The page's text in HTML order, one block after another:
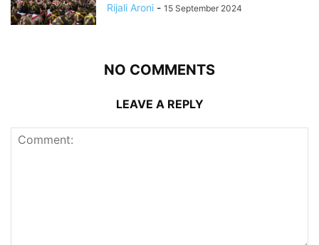
Rijali Aroni - 15 September 2024
NO COMMENTS
LEAVE A REPLY